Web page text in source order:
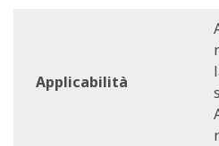
Applicabilità